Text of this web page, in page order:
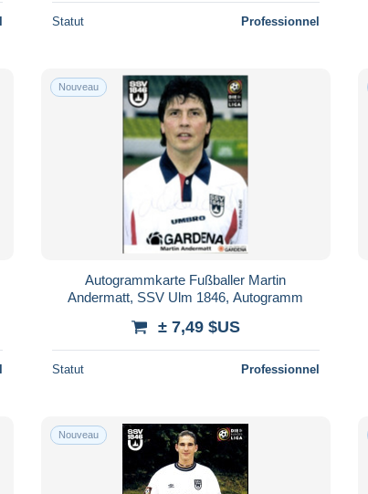
Statut Professionnel
Nouveau
Autogrammkarte Fußballer Martin
Andermatt, SSV Ulm 1846, Autogramm
± 7,49 $US
Statut Professionnel
Nouveau